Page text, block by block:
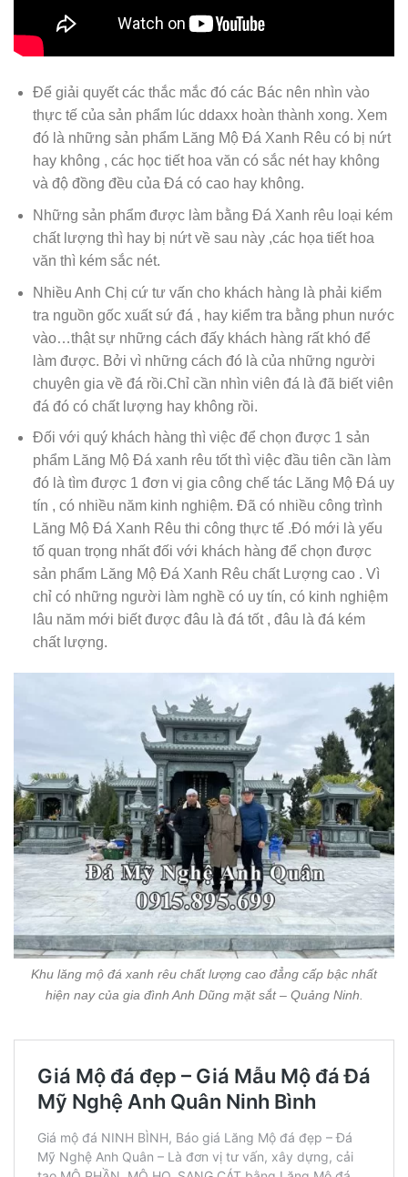
Để giải quyết các thắc mắc đó các Bác nên nhìn vào
thực tế của sản phẩm lúc ddaxx hoàn thành xong. Xem
đó là những sản phẩm Lăng Mộ Đá Xanh Rêu có bị nứt
hay không , các học tiết hoa văn có sắc nét hay không
và độ đồng đều của Đá có cao hay không.
Những sản phẩm được làm bằng Đá Xanh rêu loại kém
chất lượng thì hay bị nứt về sau này ,các họa tiết hoa
văn thì kém sắc nét.
Nhiều Anh Chị cứ tư vấn cho khách hàng là phải kiểm
tra nguồn gốc xuất sứ đá , hay kiểm tra bằng phun nước
vào…thật sự những cách đấy khách hàng rất khó để
làm được. Bởi vì những cách đó là của những người
chuyên gia về đá rồi.Chỉ cần nhìn viên đá là đã biết viên
đá đó có chất lượng hay không rồi.
Đối với quý khách hàng thì việc để chọn được 1 sản
phẩm Lăng Mộ Đá xanh rêu tốt thì việc đầu tiên cần làm
đó là tìm được 1 đơn vị gia công chế tác Lăng Mộ Đá uy
tín , có nhiều năm kinh nghiệm. Đã có nhiều công trình
Lăng Mộ Đá Xanh Rêu thi công thực tế .Đó mới là yếu
tố quan trọng nhất đối với khách hàng để chọn được
sản phẩm Lăng Mộ Đá Xanh Rêu chất Lượng cao . Vì
chỉ có những người làm nghề có uy tín, có kinh nghiệm
lâu năm mới biết được đâu là đá tốt , đâu là đá kém
chất lượng.
Khu lăng mộ đá xanh rêu chất lượng cao đẳng cấp bậc nhất
hiện nay của gia đình Anh Dũng mặt sắt – Quảng Ninh.